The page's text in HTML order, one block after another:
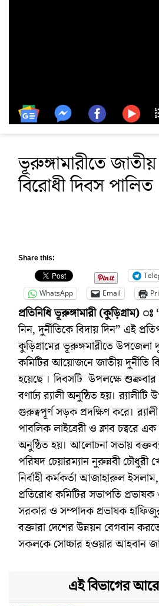
ভূরুঙ্গামারীতে জাতীয়
বিরোধী দিবস পালিত
Share this:
WhatsApp
Email
প্রতিনিধি ভূরুঙ্গামারী (কুড়িগ্রাম) ঃ
নিন, দুর্নীতিকে বিদায় দিন” এই
কুড়িগ্রামের ভূরুঙ্গমারীতে উপজেলা
কমিটির আয়োজনে জাতীয় দুর্নীতি
হয়েছে । দিবসটি উপলক্ষে
বণার্ঢ্য র‌্যালী অনুষ্ঠিত হয়।
গুরুত্বপূর্ণ সড়ক প্রদক্ষিণ করে।
পাবলিক লাইব্রেরী ও ক্লাব চত্বরে
অনুষ্ঠিত হয়। আলোচনা সভায়
পরিষদ চেয়ারম্যান নুরুন্নবী
নির্বাহী কর্মকর্তা আজাহারুল
প্রতিরোধ কমিটির সভাপতি
সরকার ও সম্পাদক প্রভাষক
বক্তারা দেশের উন্নয়ন বেগবান
সকলকে সোচ্চার হওয়ার আহবান
এই বিভাগের